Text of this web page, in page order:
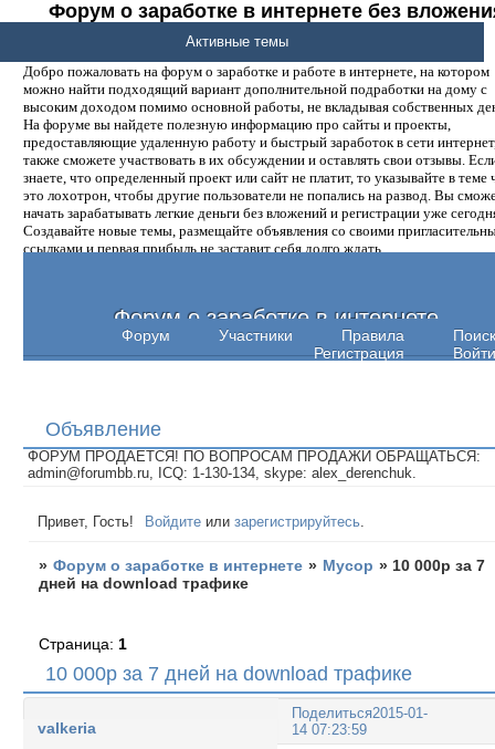
Форум о заработке в интернете без
денег.
Добро пожаловать на форум о заработке и работе в интернете, на котором
можно найти подходящий вариант дополнительной подработки на дому с
высоким доходом помимо основной работы, не вкладывая собственных
На форуме вы найдете полезную информацию про сайты и проекты,
предоставляющие удаленную работу и быстрый заработок в сети
также сможете участвовать в их обсуждении и оставлять свои отзывы.
знаете, что определенный проект или сайт не платит, то указывайте в теме
это лохотрон, чтобы другие пользователи не попались на развод. Вы
начать зарабатывать легкие деньги без вложений и регистрации уже
Создавайте новые темы, размещайте объявления со своими
ссылками и первая прибыль не заставит себя долго ждать.
Форум о заработке в интернете
Форум Участники Правила
Поиск
Регистрация
Войти
Активные темы
Объявление
ФОРУМ ПРОДАЕТСЯ! ПО ВОПРОСАМ ПРОДАЖИ ОБРАЩАТЬСЯ:
admin@forumbb.ru, ICQ: 1-130-134, skype: alex_derenchuk.
Привет, Гость! Войдите илизарегистрируйтесь
» Форум о заработке в интернете » Мусор »10 000р за 7
дней на download трафике
10 000р за 7 дней на download трафике
Страница: 1
Поделиться2015-01-
14 07:23:59
valkeria